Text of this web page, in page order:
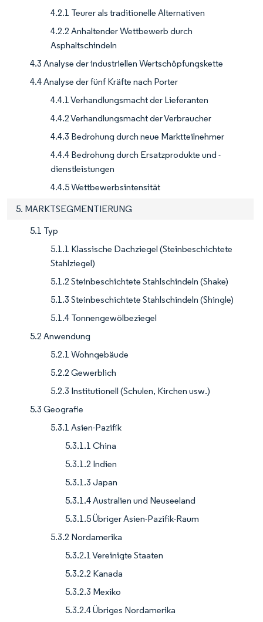
4.2.1 Teurer als traditionelle Alternativen
4.2.2 Anhaltender Wettbewerb durch
Asphaltschindeln
4.3 Analyse der industriellen Wertschöpfungskette
4.4 Analyse der fünf Kräfte nach Porter
4.4.1 Verhandlungsmacht der Lieferanten
4.4.2 Verhandlungsmacht der Verbraucher
4.4.3 Bedrohung durch neue Marktteilnehmer
4.4.4 Bedrohung durch Ersatzprodukte und -
dienstleistungen
4.4.5 Wettbewerbsintensität
5. MARKTSEGMENTIERUNG
5.1 Typ
5.1.1 Klassische Dachziegel (Steinbeschichtete
Stahlziegel)
5.1.2 Steinbeschichtete Stahlschindeln (Shake)
5.1.3 Steinbeschichtete Stahlschindeln (Shingle)
5.1.4 Tonnengewölbeziegel
5.2 Anwendung
5.2.1 Wohngebäude
5.2.2 Gewerblich
5.2.3 Institutionell (Schulen, Kirchen usw.)
5.3 Geografie
5.3.1 Asien-Pazifik
5.3.1.1 China
5.3.1.2 Indien
5.3.1.3 Japan
5.3.1.4 Australien und Neuseeland
5.3.1.5 Übriger Asien-Pazifik-Raum
5.3.2 Nordamerika
5.3.2.1 Vereinigte Staaten
5.3.2.2 Kanada
5.3.2.3 Mexiko
5.3.2.4 Übriges Nordamerika